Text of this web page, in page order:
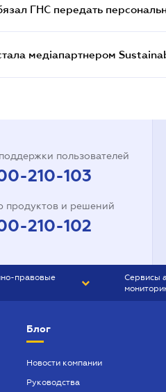
ГНС передать
медіапартнером
пользователей
210-103
продуктов и решений
210-102
правовые
ПРОФ
Сервисы
Блог
Новости компании
Руководства